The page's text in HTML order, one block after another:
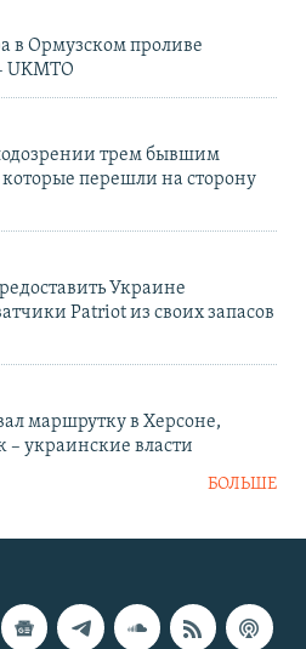
в Ормузском проливе
UKMTO
трем бывшим
перешли на сторону
Украине
Patriot из своих запасов
маршрутку в Херсоне,
– украинские власти
БОЛЬШЕ